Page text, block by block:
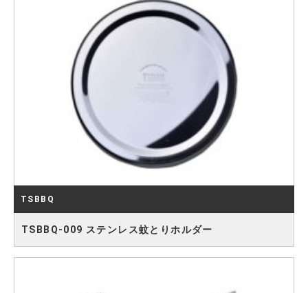
TSBBQ
TSBBQ-009 ステンレス蚊とりホルダー